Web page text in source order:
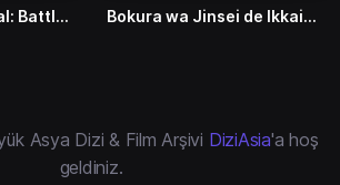
Battle
Bokura wa Jinsei de Ikkai
Asya Dizi & Film Arşivi DiziAsia'a hoş
geldiniz.